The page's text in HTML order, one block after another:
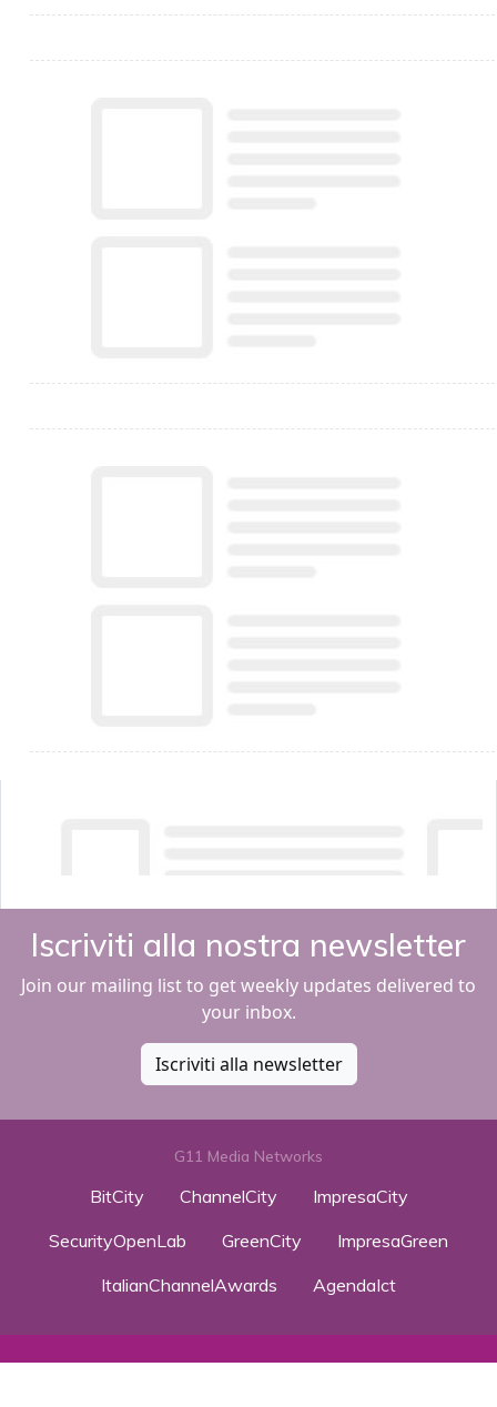
Iscriviti alla nostra newsletter
Join our mailing list to get weekly updates delivered to
your inbox.
Iscriviti alla newsletter
G11 Media Networks
BitCity ChannelCity
ImpresaCity
SecurityOpenLab
GreenCity
ImpresaGreen
ItalianChannelAwards
AgendaIct